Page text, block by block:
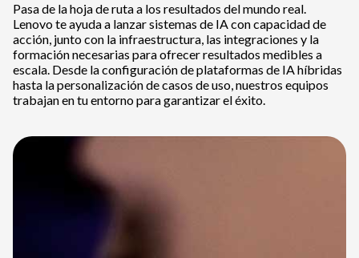
Pasa de la hoja de ruta a los resultados del mundo real.
Lenovo te ayuda a lanzar sistemas de IA con capacidad de
acción, junto con la infraestructura, las integraciones y la
formación necesarias para ofrecer resultados medibles a
escala. Desde la configuración de plataformas de IA híbridas
hasta la personalización de casos de uso, nuestros equipos
trabajan en tu entorno para garantizar el éxito.